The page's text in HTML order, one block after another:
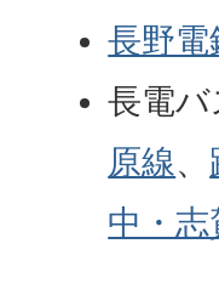
長野
長電
原線、
中・志